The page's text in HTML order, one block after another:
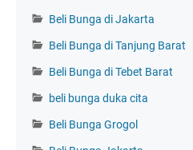
Beli Bunga di Jakarta
Beli Bunga di Tanjung Barat
Beli Bunga di Tebet Barat
beli bunga duka cita
Beli Bunga Grogol